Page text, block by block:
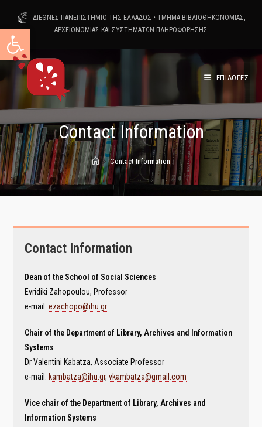
Ανοίξτε τη γραμμή εργαλείων
content
ΔΙΕΘΝΕΣ ΠΑΝΕΠΙΣΤΗΜΙΟ ΤΗΣ ΕΛΛΑΔΟΣ • ΤΜΗΜΑ ΒΙΒΛΙΟΘΗΚΟΝΟΜΙΑΣ,
ΑΡΧΕΙΟΝΟΜΙΑΣ ΚΑΙ ΣΥΣΤΗΜΑΤΩΝ ΠΛΗΡΟΦΟΡΗΣΗΣ
ΕΠΙΛΟΓΕΣ
Contact Information
> Contact Information
Contact Information
Dean of the School of Social Sciences
Evridiki Zahopoulou, Professor
e-mail:ezachopo@ihu.gr
Chair of the Department of Library, Archives and Information
Systems
Dr Valentini Kabatza, Associate Professor
e-mail: kambatza@ihu.gr,vkambatza@gmail.com
Vice chair of the Department of Library, Archives and
Information Systems